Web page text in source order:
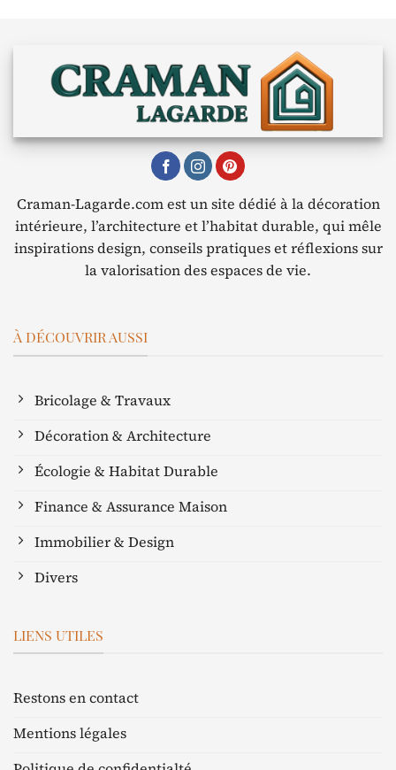
Craman-Lagarde.com est un site dédié à la décoration
intérieure, l’architecture et l’habitat durable, qui mêle
inspirations design, conseils pratiques et réflexions sur
la valorisation des espaces de vie.
À DÉCOUVRIR AUSSI
Bricolage & Travaux
Décoration & Architecture
Écologie & Habitat Durable
Finance & Assurance Maison
Immobilier & Design
Divers
LIENS UTILES
Restons en contact
Mentions légales